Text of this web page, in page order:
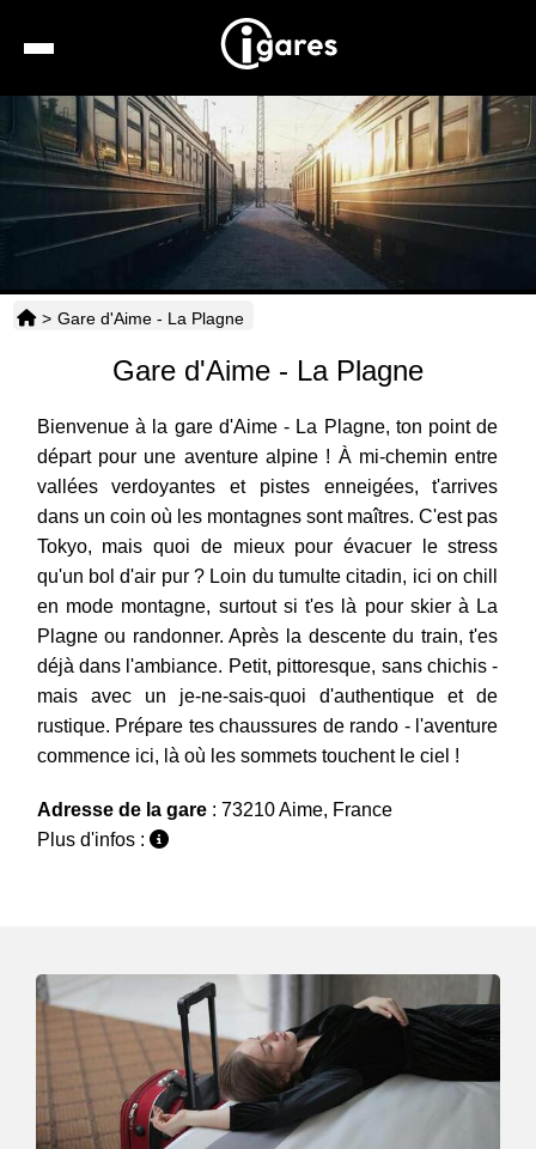
Recherche
Location de voiture
Hôtels
Taxis
> Gare d'Aime - La Plagne
Gare d'Aime - La Plagne
Bienvenue à la gare d'Aime - La Plagne, ton point de
départ pour une aventure alpine ! À mi-chemin entre
vallées verdoyantes et pistes enneigées, t'arrives
dans un coin où les montagnes sont maîtres. C'est pas
Tokyo, mais quoi de mieux pour évacuer le stress
qu'un bol d'air pur ? Loin du tumulte citadin, ici on chill
en mode montagne, surtout si t'es là pour skier à La
Plagne ou randonner. Après la descente du train, t'es
déjà dans l'ambiance. Petit, pittoresque, sans chichis -
mais avec un je-ne-sais-quoi d'authentique et de
rustique. Prépare tes chaussures de rando - l'aventure
commence ici, là où les sommets touchent le ciel !
Adresse de la gare : 73210 Aime, France
Plus d'infos :